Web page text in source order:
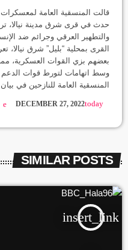
قالت المنسقية العامة لمعسكرات
حدث في قرى شرق مدينة نيالا،
والتطهير العرقي وجرائم ضد
القرى بمحلية “بليل” شرق
بعضهم بزي القوات العسكرية،
وسط اتهامات لتورط قوات
المنسقية العامة للنازحين في
today
DECEMBER 27, 2022
SIMILAR POSTS
insert_link